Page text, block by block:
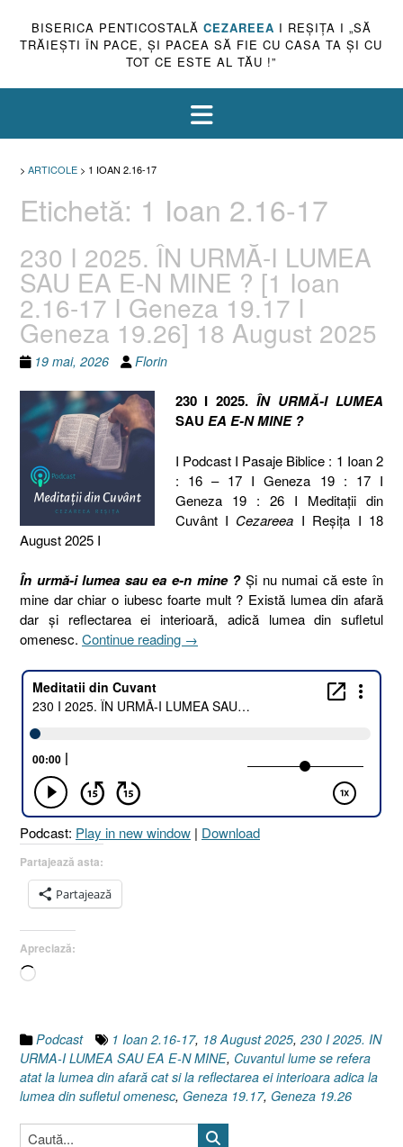
BISERICA PENTICOSTALĂ CEZAREEA I REŞIŢA I „SĂ
TRĂIEŞTI ÎN PACE, ŞI PACEA SĂ FIE CU CASA TA ŞI CU
TOT CE ESTE AL TĂU !”
> ARTICOLE > 1 IOAN 2.16-17
Etichetă: 1 Ioan 2.16-17
230 I 2025. ÎN URMĂ-I LUMEA
SAU EA E-N MINE ? [1 Ioan
2.16-17 I Geneza 19.17 I
Geneza 19.26] 18 August 2025
19 mai, 2026 Florin
230 I 2025.ÎN URMĂ-I LUMEA
SAU EA E-N MINE ?
I Podcast I Pasaje Biblice : 1 Ioan 2
: 16 – 17 I Geneza 19 : 17 I
Geneza 19 : 26 I Meditaţii din
Cuvânt I Cezareea I Reşiţa I 18
August 2025 I
În urmă-i lumea sau ea e-n mine ?Și nu numai că este în
mine dar chiar o iubesc foarte mult ? Există lumea din afară
dar și reflectarea ei interioară, adică lumea din sufletul
omenesc. Continue reading „230
2025.
ÎN
URMĂ-
E-
N
I
Geneza
19.26]
18
2025”
→
Podcast: Play in new window | Download
Partajează asta:
Partajează
Apreciază:
Încarc...
Podcast 1 Ioan 2.16-17, 18 August 2025, 230 I 2025. IN
URMA-I LUMEA SAU EA E-N MINE, Cuvantul lume se refera
atat la lumea din afară cat si la reflectarea ei interioara adica la
lumea din sufletul omenesc, Geneza 19.17, Geneza 19.26